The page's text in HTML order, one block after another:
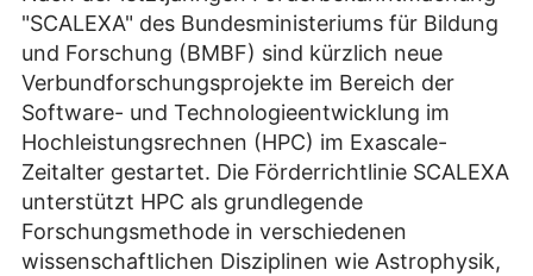
"SCALEXA" des Bundesministeriums für Bildung
und Forschung (BMBF) sind kürzlich neue
Verbundforschungsprojekte im Bereich der
Software- und Technologieentwicklung im
Hochleistungsrechnen (HPC) im Exascale-
Zeitalter gestartet. Die Förderrichtlinie SCALEXA
unterstützt HPC als grundlegende
Forschungsmethode in verschiedenen
wissenschaftlichen Disziplinen wie Astrophysik,